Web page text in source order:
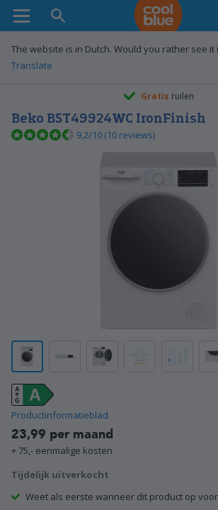
The website is in Dutch. Would you rather see it
Translate
Gratis ruilen
Beko B5T49924WC IronFinish
9,2/10 (10 reviews)
Productinformatieblad
23,99 per maand
+ 75,- eenmalige kosten
Tijdelijk uitverkocht
Weet als eerste wanneer dit product op